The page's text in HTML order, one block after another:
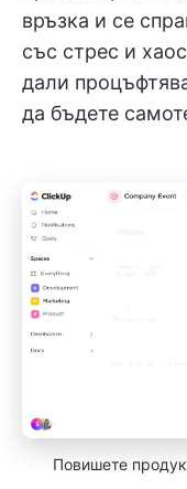
връзка и се
със стрес и
дали
да бъдете
Повишете